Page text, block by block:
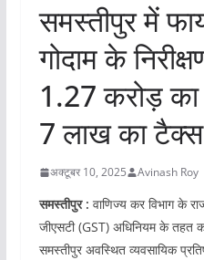
समस्तीपुर में
गोदाम के
1.27 करोड़
7 लाख का
अक्टूबर 10, 2025 Avinash Roy
समस्तीपुर : वाणिज्य कर विभाग के
जीएसटी (GST) अधिनियम के तहत
समस्तीपुर अवस्थित व्यवसायिक